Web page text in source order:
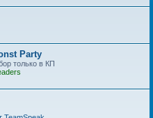
Party
только в КП